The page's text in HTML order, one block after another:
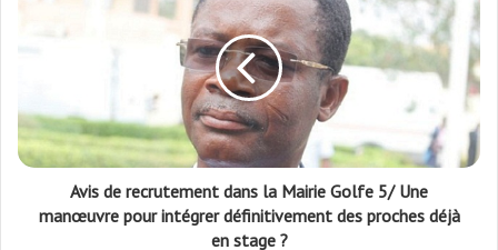
Avis de recrutement dans la Mairie Golfe 5/ Une
manœuvre pour intégrer définitivement des proches déjà
en stage ?